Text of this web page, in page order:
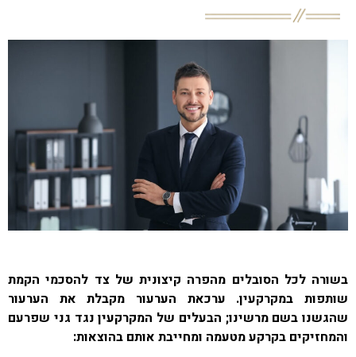
בשורה לכל הסובלים מהפרה קיצונית של צד להסכמי הקמת
שותפות במקרקעין. ערכאת הערעור מקבלת את הערעור
שהגשנו בשם מרשינו; הבעלים של המקרקעין נגד גני שפרעם
והמחזיקים בקרקע מטעמה ומחייבת אותם בהוצאות: